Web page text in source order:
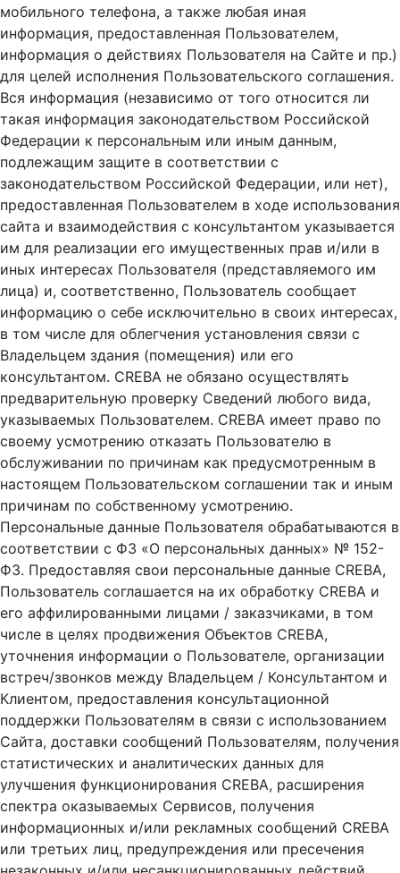
мобильного телефона, а также любая иная
информация, предоставленная Пользователем,
информация о действиях Пользователя на Сайте и пр.)
для целей исполнения Пользовательского соглашения.
Вся информация (независимо от того относится ли
такая информация законодательством Российской
Федерации к персональным или иным данным,
подлежащим защите в соответствии с
законодательством Российской Федерации, или нет),
предоставленная Пользователем в ходе использования
сайта и взаимодействия с консультантом указывается
им для реализации его имущественных прав и/или в
иных интересах Пользователя (представляемого им
лица) и, соответственно, Пользователь сообщает
информацию о себе исключительно в своих интересах,
в том числе для облегчения установления связи с
Владельцем здания (помещения) или его
консультантом. CREBA не обязано осуществлять
предварительную проверку Сведений любого вида,
указываемых Пользователем. CREBA имеет право по
своему усмотрению отказать Пользователю в
обслуживании по причинам как предусмотренным в
настоящем Пользовательском соглашении так и иным
причинам по собственному усмотрению.
Персональные данные Пользователя обрабатываются в
соответствии с ФЗ «О персональных данных» № 152-
ФЗ. Предоставляя свои персональные данные CREBA,
Пользователь соглашается на их обработку CREBA и
его аффилированными лицами / заказчиками, в том
числе в целях продвижения Объектов CREBA,
уточнения информации о Пользователе, организации
встреч/звонков между Владельцем / Консультантом и
Клиентом, предоставления консультационной
поддержки Пользователям в связи с использованием
Сайта, доставки сообщений Пользователям, получения
статистических и аналитических данных для
улучшения функционирования CREBA, расширения
спектра оказываемых Сервисов, получения
информационных и/или рекламных сообщений CREBA
или третьих лиц, предупреждения или пресечения